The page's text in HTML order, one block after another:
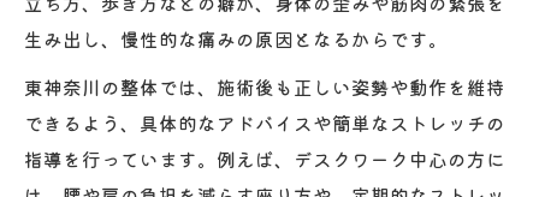
生み出し、慢性的な痛みの原因となるからです。
東神奈川の整体では、施術後も正しい姿勢や動作を維持
できるよう、具体的なアドバイスや簡単なストレッチの
指導を行っています。例えば、デスクワーク中心の方に